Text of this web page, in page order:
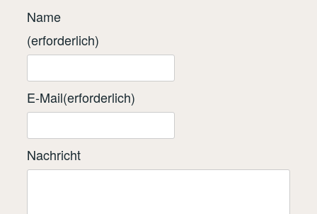
Name
(erforderlich)
E-Mail(erforderlich)
Nachricht